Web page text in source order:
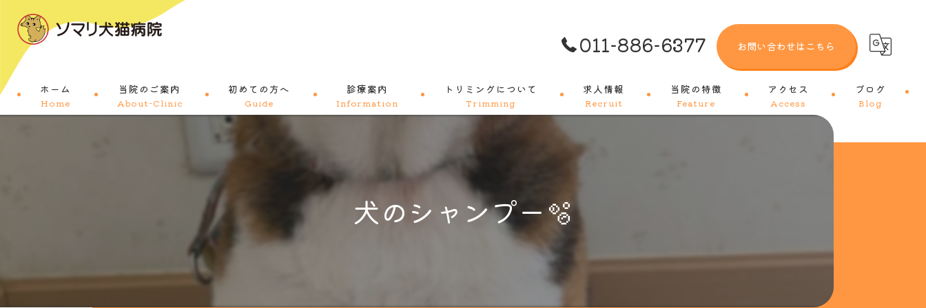
011-886-6377 お問い合わせはこちら
ホーム
Home
当院のご案内
About-Clinic
初めての方へ
Guide
診療案内
Information
トリミングについて
Trimming
求人情報
Recruit
当院の特徴
Feature
アクセス
Access
ブログ
Blog
犬のシャンプー🫧